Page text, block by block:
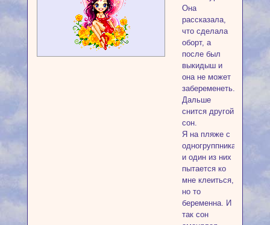
Она
рассказала,
что сделала
оборт, а
после был
выкидыш и
она не может
забеременеть.
Дальше
снится другой
сон.
Я на пляже с
одногруппниками
и один из них
пытается ко
мне клеиться,
но то
беременна. И
так сон